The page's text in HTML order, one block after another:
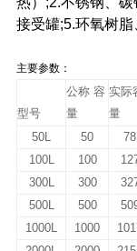
接受罐;5.环氧树
主要参数：
型号
公称 容
量
实际
量
50L
50
78
100L
100
300L
300
500L
500
1000L
1000